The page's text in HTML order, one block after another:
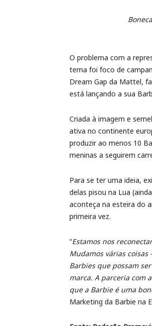
O problema com a
tema foi foco de
Dream Gap da Mattel,
está lançando a sua
Criada à imagem e
ativa no continente
produzir ao menos 10
meninas a seguirem
Para se ter uma ideia,
delas pisou na Lua
aconteça na esteira do
primeira vez.
“Estamos nos
Mudamos várias
Barbies que possam
marca. A parceria com
que a Barbie é uma
Marketing da Barbie na